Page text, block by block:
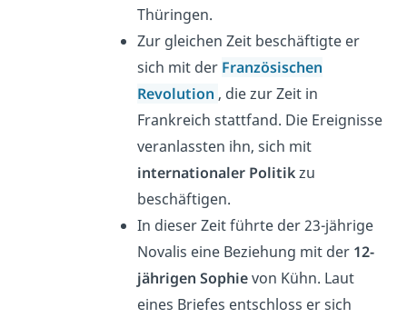
Thüringen.
Zur gleichen Zeit beschäftigte er
sich mit der Französischen
Revolution , die zur Zeit in
Frankreich stattfand. Die Ereignisse
veranlassten ihn, sich mit
internationaler Politikzu
beschäftigen.
In dieser Zeit führte der 23-jährige
Novalis eine Beziehung mit der 12-
jährigen Sophievon Kühn. Laut
eines Briefes entschloss er sich